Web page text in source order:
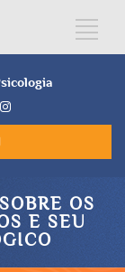
OS
E SEU